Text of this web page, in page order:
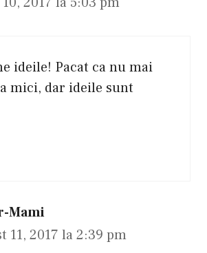
ideile! Pacat ca nu mai
mici, dar ideile sunt
Mami
11, 2017 la 2:39 pm